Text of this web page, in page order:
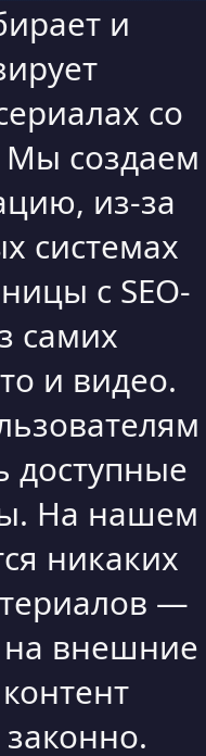
и
со
Мы создаем
из-за
системах
с SEO-
самих
и видео.
доступные
На нашем
никаких
—
на внешние